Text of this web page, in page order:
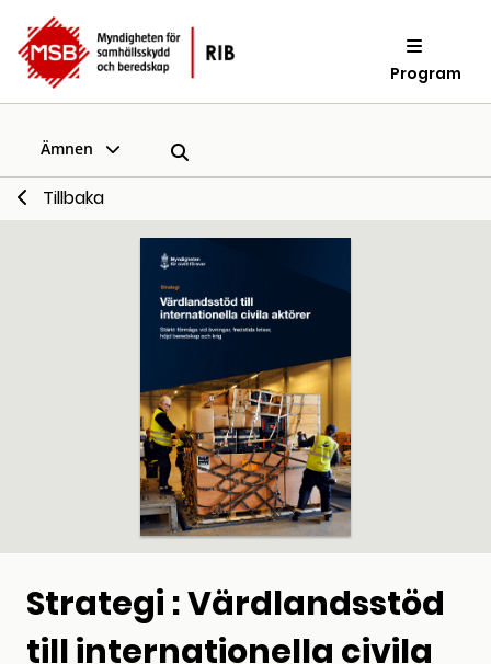
Program
Ämnen
Tillbaka
Strategi : Värdlandsstöd
till internationella civila